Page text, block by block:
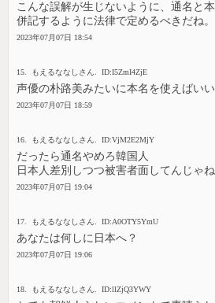
こんな誤解が生じないように、通名と
併記するように法律で定めるべきだね。
2023年07月07日 18:54
15. もえるななしさん. ID:I5ZmI4ZjE
声優の朴路美みたいに本名を使えばいい
2023年07月07日 18:59
16. もえるななしさん. ID:VjM2E2MjY
だったら通名やめろ韓国人
日本人差別しつつ被害者面してんじゃ
2023年07月07日 19:04
17. もえるななしさん. ID:A0OTY5YmU
あなたは何しに日本へ？
2023年07月07日 19:06
18. もえるななしさん. ID:llZjQ3YWY